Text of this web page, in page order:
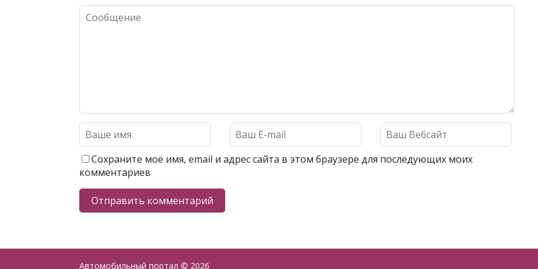
Сохраните моё имя, email и адрес сайта в этом браузере для последующих моих
комментариев
Автомобильный портал © 2026